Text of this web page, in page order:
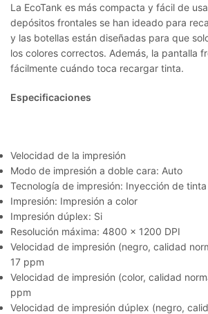
La EcoTank es más compacta y fácil de
depósitos frontales se han ideado para
y las botellas están diseñadas para que
los colores correctos. Además, la pantalla
fácilmente cuándo toca recargar tinta.
Especificaciones
Velocidad de la impresión
Modo de impresión a doble cara: Auto
Tecnología de impresión: Inyección de tinta
Impresión: Impresión a color
Impresión dúplex: Si
Resolución máxima: 4800 x 1200 DPI
Velocidad de impresión (negro, calidad
17 ppm
Velocidad de impresión (color, calidad
ppm
Velocidad de impresión dúplex (negro,